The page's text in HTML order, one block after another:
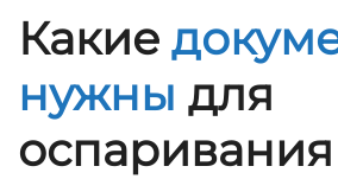
Какие
нужны для
оспаривания